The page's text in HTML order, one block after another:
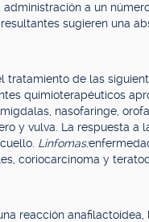
a un
sugieren una
tratamiento de las
quimioterapéuticos
nasofaringe,
y vulva. La respuesta
Linfomas:
coriocarcinoma y
reacción